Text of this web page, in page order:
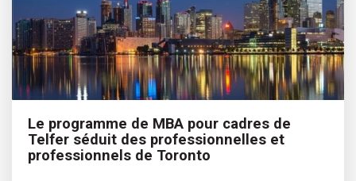
Le programme de MBA pour cadres de
Telfer séduit des professionnelles et
professionnels de Toronto